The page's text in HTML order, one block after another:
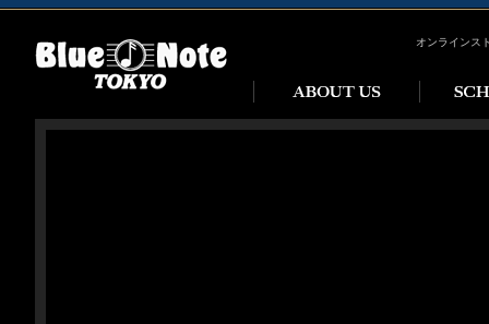
オンラインス